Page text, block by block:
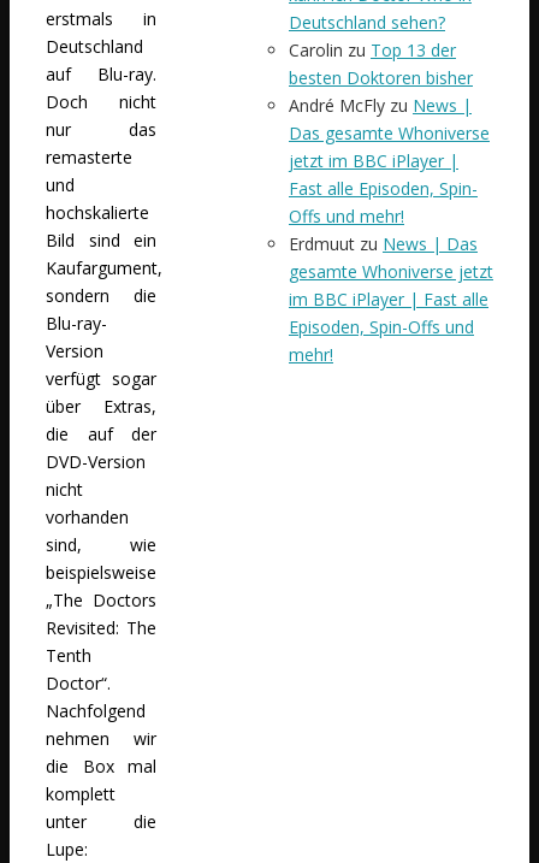
erstmals in
Deutschland
auf Blu-ray.
Doch nicht
nur das
remasterte
und
hochskalierte
Bild sind ein
Kaufargument,
sondern die
Blu-ray-
Version
verfügt sogar
über Extras,
die auf der
DVD-Version
nicht
vorhanden
sind, wie
beispielsweise
„The Doctors
Revisited: The
Tenth
Doctor“.
Nachfolgend
nehmen wir
die Box mal
komplett
unter die
Lupe:
Deutschland sehen?
Carolin zu Top 13 der
besten Doktoren bisher
André McFly zu News |
Das gesamte Whoniverse
jetzt im BBC iPlayer |
Fast alle Episoden, Spin-
Offs und mehr!
Erdmuut zu News | Das
gesamte Whoniverse jetzt
im BBC iPlayer | Fast alle
Episoden, Spin-Offs und
mehr!